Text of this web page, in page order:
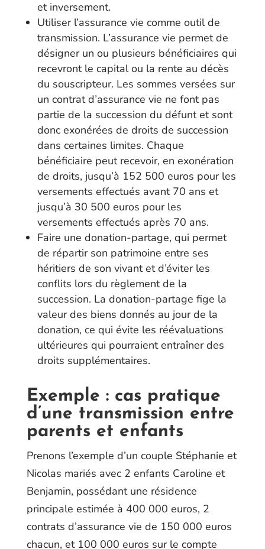
et inversement.
Utiliser l’assurance vie comme outil de
transmission. L’assurance vie permet de
désigner un ou plusieurs bénéficiaires qui
recevront le capital ou la rente au décès
du souscripteur. Les sommes versées sur
un contrat d’assurance vie ne font pas
partie de la succession du défunt et sont
donc exonérées de droits de succession
dans certaines limites. Chaque
bénéficiaire peut recevoir, en exonération
de droits, jusqu’à 152 500 euros pour les
versements effectués avant 70 ans et
jusqu’à 30 500 euros pour les
versements effectués après 70 ans.
Faire une donation-partage, qui permet
de répartir son patrimoine entre ses
héritiers de son vivant et d’éviter les
conflits lors du règlement de la
succession. La donation-partage fige la
valeur des biens donnés au jour de la
donation, ce qui évite les réévaluations
ultérieures qui pourraient entraîner des
droits supplémentaires.
Exemple : cas pratique
d’une transmission entre
parents et enfants
Prenons l’exemple d’un couple Stéphanie et
Nicolas mariés avec 2 enfants Caroline et
Benjamin, possédant une résidence
principale estimée à 400 000 euros, 2
contrats d’assurance vie de 150 000 euros
chacun, et 100 000 euros sur le compte